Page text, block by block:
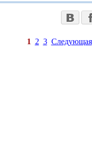
1 2 3 Следующая